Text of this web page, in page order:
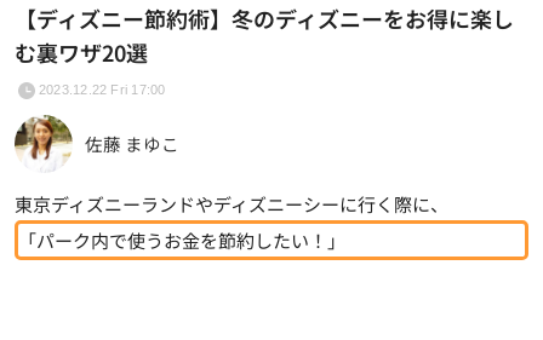
【ディズニー節約術】冬のディズニーをお得に楽し
む裏ワザ20選
2023.12.22 Fri 17:00
佐藤 まゆこ
東京ディズニーランドやディズニーシーに行く際に、
「パーク内で使うお金を節約したい！」